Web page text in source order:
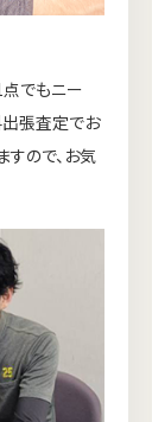
でもニー
出張査定でお
すので、お気